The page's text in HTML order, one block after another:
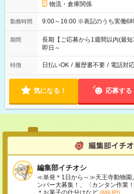
物流・倉庫関係
勤務時間 9:00～16:00 ※表記のうち実
期間
長期【ご応募から1週間以内(最
即日～
特徴 日払いOK / 履歴書不要 / 電話対
気になる！ 応募する
編集部イチオシ
≪単発＊1日から～≫天王寺動物園
ンバー大募集！、〈カンタン作業
＊お菓子の仕分けなど (8/6UP!)